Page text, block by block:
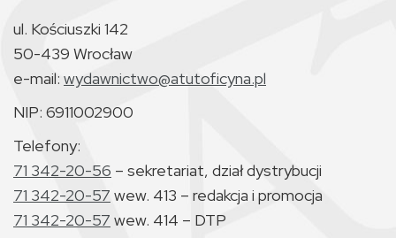
ul. Kościuszki 142
50-439 Wrocław
e-mail: wydawnictwo@atutoficyna.pl
NIP: 6911002900
Telefony:
71 342-20-56 – sekretariat, dział dystrybucji
71 342-20-57 wew. 413 – redakcja i promocja
71 342-20-57 wew. 414 – DTP